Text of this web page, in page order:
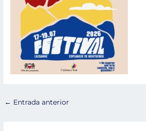
← Entrada anterior